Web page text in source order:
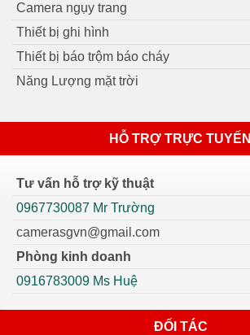
Camera ngụy trang
Thiết bị ghi hình
Thiết bị báo trộm báo cháy
Năng Lượng mặt trời
HỖ TRỢ TRỰC TUYẾN
Tư vấn hỗ trợ kỹ thuật
0967730087 Mr Trường
camerasgvn@gmail.com
Phòng kinh doanh
0916783009 Ms Huệ
ĐỐI TÁC